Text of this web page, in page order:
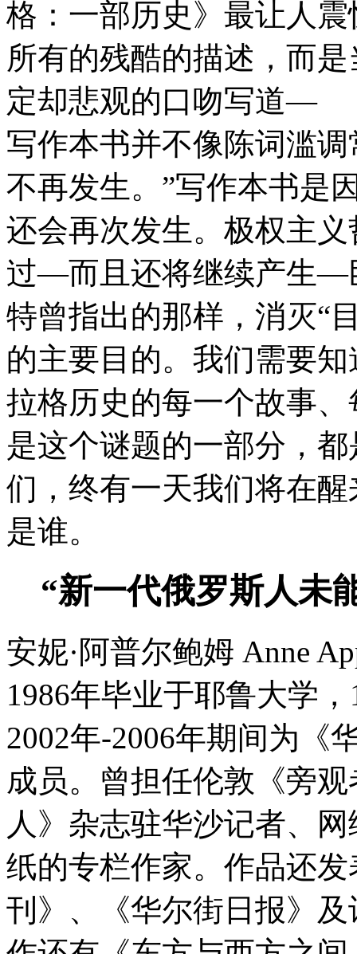
格：一部历史》最让人
所有的残酷的描述，而
定却悲观的口吻写道—
写作本书并不像陈词滥
不再发生。”写作本书是
还会再次发生。极权主
过—而且还将继续产生—
特曾指出的那样，消灭“
的主要目的。我们需要
拉格历史的每一个故事
是这个谜题的一部分，
们，终有一天我们将在
是谁。
“新一代俄罗斯人未
安妮·阿普尔鲍姆 Anne
1986年毕业于耶鲁大学
2002年-2006年期间为《
成员。曾担任伦敦《旁
人》杂志驻华沙记者、
纸的专栏作家。作品还
刊》、《华尔街日报》